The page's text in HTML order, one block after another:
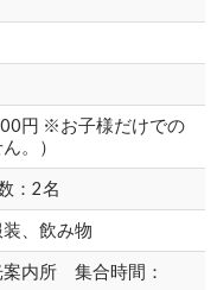
円 ※お子様だけでの
。）
：2名
、飲み物
案内所 集合時間：